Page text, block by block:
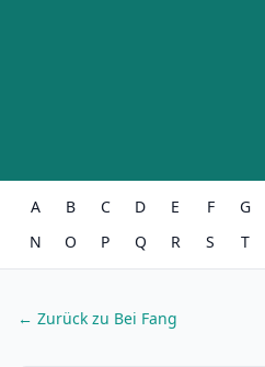
A B C D E F G
N
O P Q R S T
← Zurück zu Bei Fang